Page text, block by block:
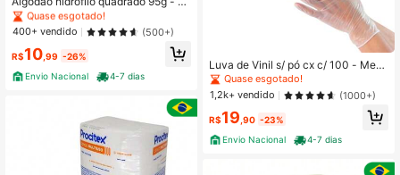
ussex Festa Junina
Quase esgotado!
Quase esgotado!
#7 Mais Vendido
em Removedor de maquiagem
Quase esgotado!
400+ vendido (500+)
R$10 ,99 -26%
Envio Nacional
4-7 dias
Luva de Vinil s/ pó cx c/ 100 - Medi
x
Quase esgotado!
1,2k+ vendido
(1000+)
R$19 ,90 -23%
Envio Nacional
4-7 dias